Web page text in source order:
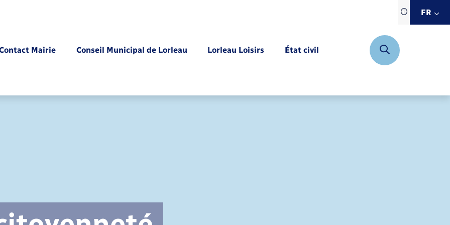
Traduction
siteFR
Mairie Conseil Municipal de Lorleau Lorleau Loisirs État civil